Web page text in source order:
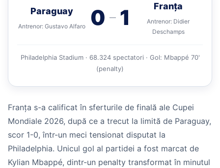
Paraguay
Antrenor: Gustavo Alfaro 0 — 1 Franța
Antrenor: Didier
Deschamps
Philadelphia Stadium · 68.324 spectatori · Gol: Mbappé 70'
(penalty)
Franța s-a calificat în sferturile de finală ale Cupei
Mondiale 2026, după ce a trecut la limită de Paraguay,
scor 1-0, într-un meci tensionat disputat la
Philadelphia. Unicul gol al partidei a fost marcat de
Kylian Mbappé, dintr-un penalty transformat în minutul